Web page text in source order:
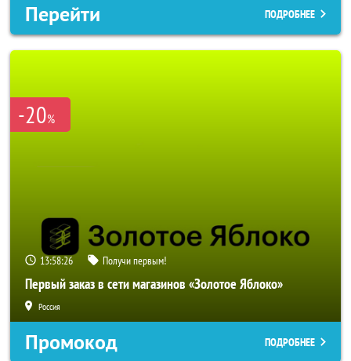
Перейти ПОДРОБНЕЕ
-20%
13:58:24 Получи первым!
Первый заказ в сети магазинов «Золотое Яблоко»
Россия
Промокод ПОДРОБНЕЕ